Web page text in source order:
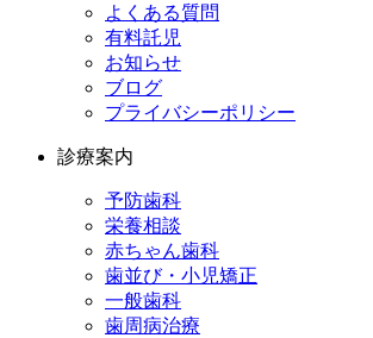
よくある質問
有料託児
お知らせ
ブログ
プライバシーポリシー
診療案内
予防歯科
栄養相談
赤ちゃん歯科
歯並び・小児矯正
一般歯科
歯周病治療